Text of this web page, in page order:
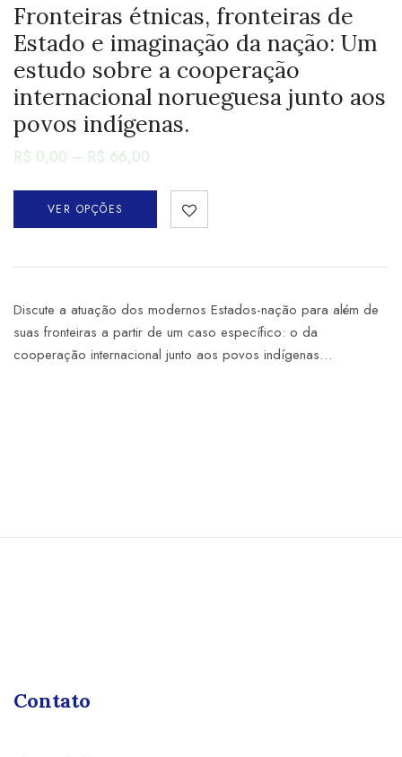
Fronteiras étnicas, fronteiras de
Estado e imaginação da nação: Um
estudo sobre a cooperação
internacional norueguesa junto aos
povos indígenas.
R$ 0,00 – R$ 66,00
VER OPÇÕES
Discute a atuação dos modernos Estados-nação para além de
suas fronteiras a partir de um caso específico: o da
cooperação internacional junto aos povos indígenas…
Contato